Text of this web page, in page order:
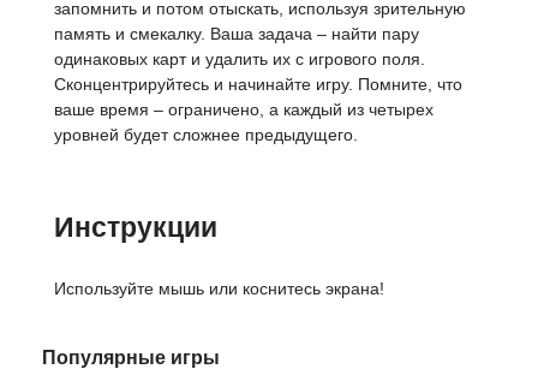
запомнить и потом отыскать, используя зрительную
память и смекалку. Ваша задача – найти пару
одинаковых карт и удалить их с игрового поля.
Сконцентрируйтесь и начинайте игру. Помните, что
ваше время – ограничено, а каждый из четырех
уровней будет сложнее предыдущего.
Инструкции
Используйте мышь или коснитесь экрана!
Популярные игры